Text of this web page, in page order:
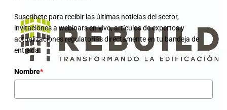
Suscríbete para recibir las últimas noticias del sector,
invitaciones a webinars en vivo, artículos de expertos y
actualizaciones regulatorias directamente en tu bandeja de
entrada.
Nombre*